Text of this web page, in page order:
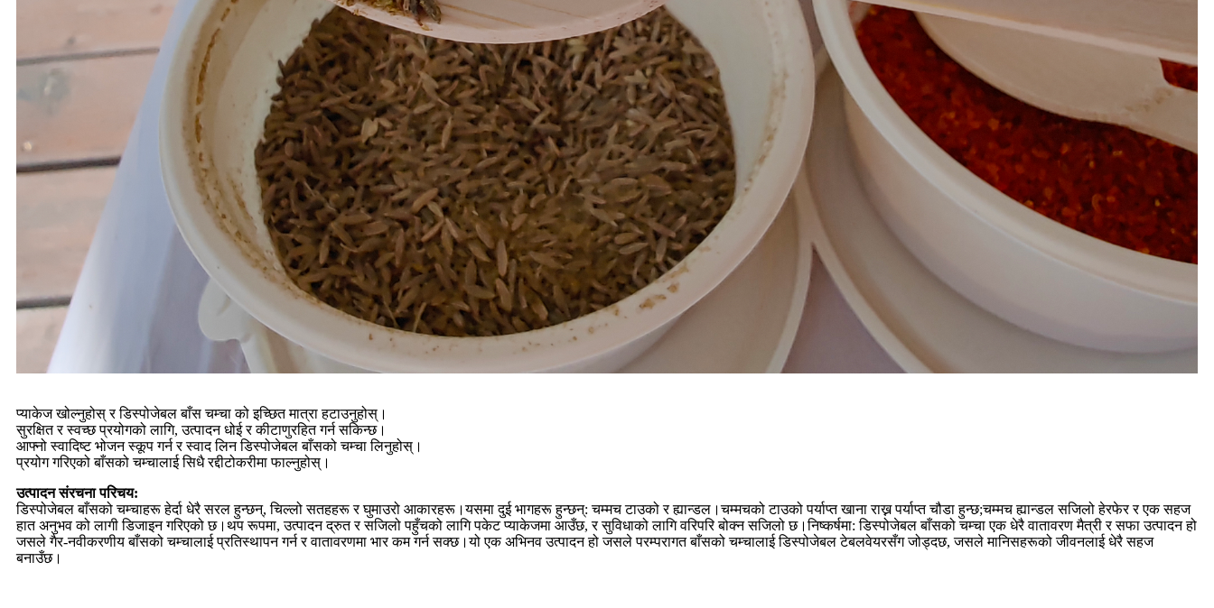
प्याकेज खोल्नुहोस् र डिस्पोजेबल बाँस चम्चा को इच्छित मात्रा हटाउनुहोस्।
सुरक्षित र स्वच्छ प्रयोगको लागि, उत्पादन धोई र कीटाणुरहित गर्न सकिन्छ।
आफ्नो स्वादिष्ट भोजन स्कूप गर्न र स्वाद लिन डिस्पोजेबल बाँसको चम्चा लिनुहोस्।
प्रयोग गरिएको बाँसको चम्चालाई सिधै रद्दीटोकरीमा फाल्नुहोस्।
उत्पादन संरचना परिचय:
डिस्पोजेबल बाँसको चम्चाहरू हेर्दा धेरै सरल हुन्छन्, चिल्लो सतहहरू र घुमाउरो आकारहरू।यसमा दुई भागहरू हुन्छन्: चम्मच टाउको र ह्यान्डल।चम्मचको टाउको पर्याप्त खाना राख्न पर्याप्त चौडा हुन्छ;चम्मच ह्यान्डल सजिलो हेरफेर र एक सहज
हात अनुभव को लागी डिजाइन गरिएको छ।थप रूपमा, उत्पादन द्रुत र सजिलो पहुँचको लागि पकेट प्याकेजमा आउँछ, र सुविधाको लागि वरिपरि बोक्न सजिलो छ।निष्कर्षमा: डिस्पोजेबल बाँसको चम्चा एक धेरै वातावरण मैत्री र सफा उत्पादन हो
जसले गैर-नवीकरणीय बाँसको चम्चालाई प्रतिस्थापन गर्न र वातावरणमा भार कम गर्न सक्छ।यो एक अभिनव उत्पादन हो जसले परम्परागत बाँसको चम्चालाई डिस्पोजेबल टेबलवेयरसँग जोड्दछ, जसले मानिसहरूको जीवनलाई धेरै सहज
बनाउँछ।